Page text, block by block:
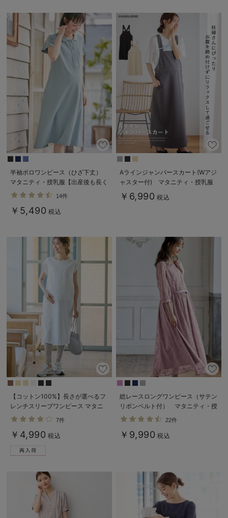
半袖ポロワンピース（ひざ下丈）
マタニティ・授乳服【出産後も長く
使える】
14件
￥5,490 税込
Aラインジャンパースカート(Wアジ
ャスター付) マタニティ・授乳服
【出産後も長く着られる】
￥6,990 税込
【コットン100%】長さが選べるフ
レンチスリーブワンピース マタニ
ティ・産後授乳服【出産後も長く使
7件
￥4,990 税込
総レースロングワンピース（サテン
リボンベルト付） マタニティ・授
乳服【出産後も長く使える】
22件
￥9,990 税込